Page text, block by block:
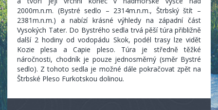
2000m.n.m. (Bystré sedlo – 2314m.n.m., Štrbský štít –
2381m.n.m.) a nabízí krásné výhledy na západní část
Vysokých Tater. Do Bystrého sedla trvá pěší túra přibližně
další 2 hodiny od vodopádu Skok, podél trasy lze vidět
Kozie plesa a Capie pleso. Túra je středně těžké
náročnosti, chodník je pouze jednosměrný (směr Bystré
sedlo). Z tohoto sedla je možné dále pokračovat zpět na
Štrbské Pleso Furkotskou dolinou.